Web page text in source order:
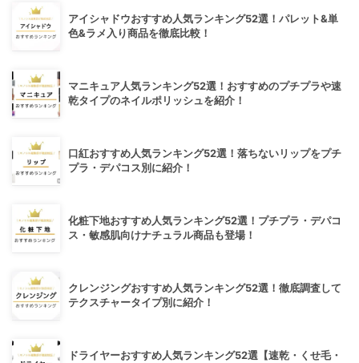
アイシャドウおすすめ人気ランキング52選！パレット&単
色&ラメ入り商品を徹底比較！
マニキュア人気ランキング52選！おすすめのプチプラや速
乾タイプのネイルポリッシュを紹介！
口紅おすすめ人気ランキング52選！落ちないリップをプチ
プラ・デパコス別に紹介！
化粧下地おすすめ人気ランキング52選！プチプラ・デパコ
ス・敏感肌向けナチュラル商品も登場！
クレンジングおすすめ人気ランキング52選！徹底調査して
テクスチャータイプ別に紹介！
ドライヤーおすすめ人気ランキング52選【速乾・くせ毛・